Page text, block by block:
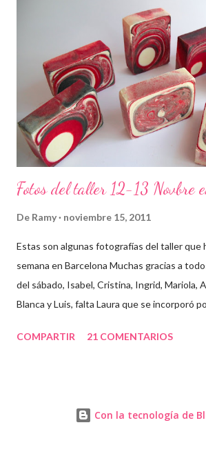
Fotos del taller 12-13 Novbre
De Ramy noviembre 15, 2011
Estas son algunas fotografías del taller que
semana en Barcelona Muchas gracias a
del sábado, Isabel, Cristina, Ingrid, Mariola,
Blanca y Luis, falta Laura que se incorporó
primero un poco de teórica para tener claro
las batidoras! Cristina y Blanca Mariola...
COMPARTIR 21 COMENTARIOS
Con la tecnología de